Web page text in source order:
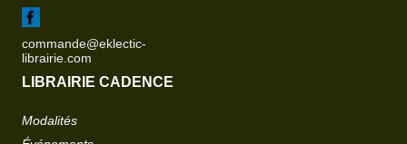
commande@eklectic-
librairie.com
LIBRAIRIE CADENCE
Modalités